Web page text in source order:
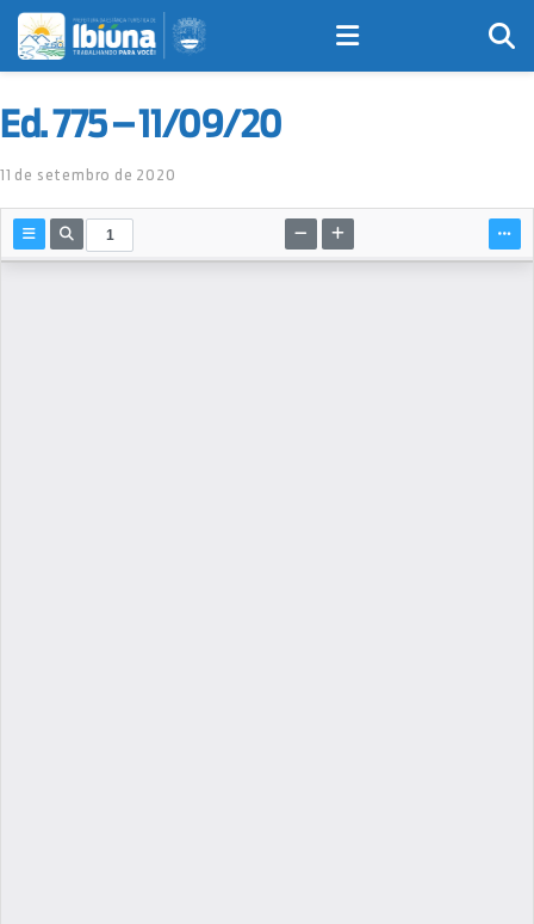
Ed. 775 – 11/09/20
11 de setembro de 2020